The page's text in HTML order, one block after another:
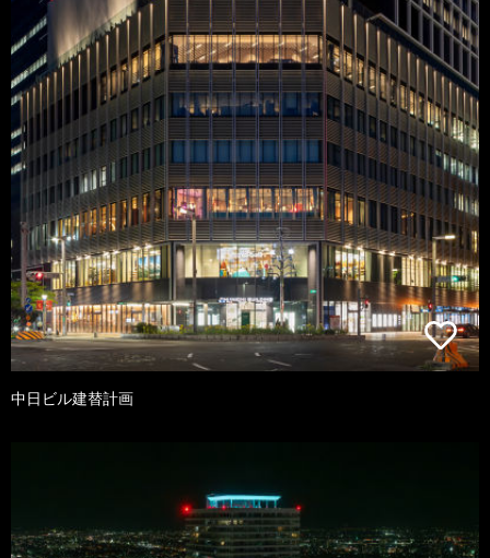
中日ビル建替計画